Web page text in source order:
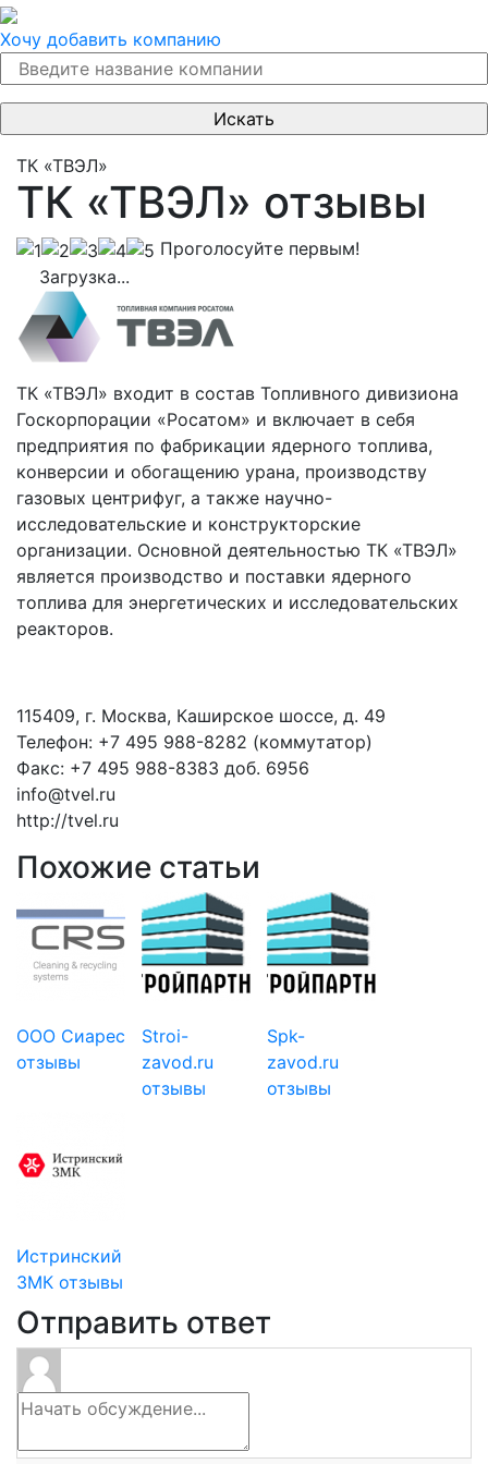
Хочу добавить компанию
ТК «ТВЭЛ»
ТК «ТВЭЛ» отзывы
Проголосуйте первым!
Загрузка...
ТК «ТВЭЛ» входит в состав Топливного дивизиона
Госкорпорации «Росатом» и включает в себя
предприятия по фабрикации ядерного топлива,
конверсии и обогащению урана, производству
газовых центрифуг, а также научно-
исследовательские и конструкторские
организации. Основной деятельностью ТК «ТВЭЛ»
является производство и поставки ядерного
топлива для энергетических и исследовательских
реакторов.
115409, г. Москва, Каширское шоссе, д. 49
Телефон: +7 495 988-8282 (коммутатор)
Факс: +7 495 988-8383 доб. 6956
info@tvel.ru
http://tvel.ru
Похожие статьи
ООО Сиарес
отзывы
Stroi-
zavod.ru
отзывы
Spk-
zavod.ru
отзывы
Истринский
ЗМК отзывы
Отправить ответ